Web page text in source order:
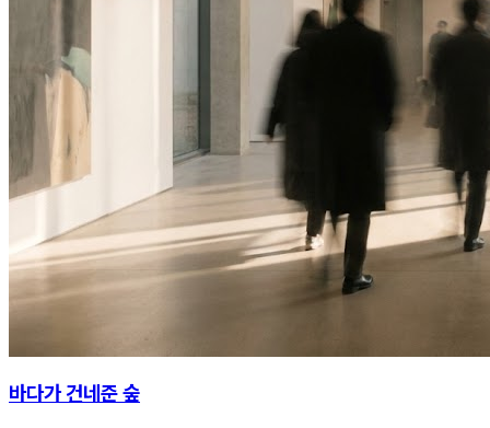
바다가 건네준 숲